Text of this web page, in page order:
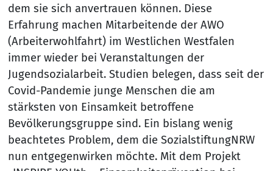
dem sie sich anvertrauen können. Diese
Erfahrung machen Mitarbeitende der AWO
(Arbeiterwohlfahrt) im Westlichen Westfalen
immer wieder bei Veranstaltungen der
Jugendsozialarbeit. Studien belegen, dass seit der
Covid-Pandemie junge Menschen die am
stärksten von Einsamkeit betroffene
Bevölkerungsgruppe sind. Ein bislang wenig
beachtetes Problem, dem die SozialstiftungNRW
nun entgegenwirken möchte. Mit dem Projekt